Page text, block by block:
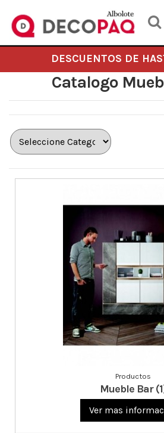
DESCUENTOS DE
Catalogo
Productos
Mueble Bar
Ver mas